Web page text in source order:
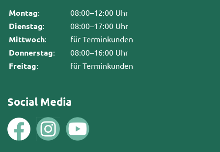
Montag: 08:00–12:00 Uhr
Dienstag: 08:00–17:00 Uhr
Mittwoch: für Terminkunden
Donnerstag: 08:00–16:00 Uhr
Freitag: für Terminkunden
Social Media